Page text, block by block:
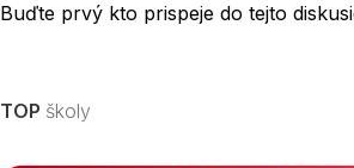
Buďte prvý kto prispeje do tejto
TOP školy